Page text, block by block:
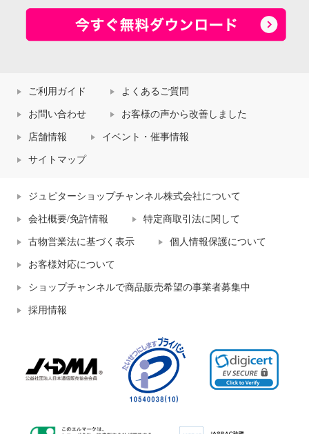
ご利用ガイド よくあるご質問
お問い合わせ お客様の声から改善しました
店舗情報 イベント・催事情報
サイトマップ
ジュピターショップチャンネル株式会社について
会社概要/免許情報 特定商取引法に関して
古物営業法に基づく表示 個人情報保護について
お客様対応について
ショップチャンネルで商品販売希望の事業者募集中
採用情報